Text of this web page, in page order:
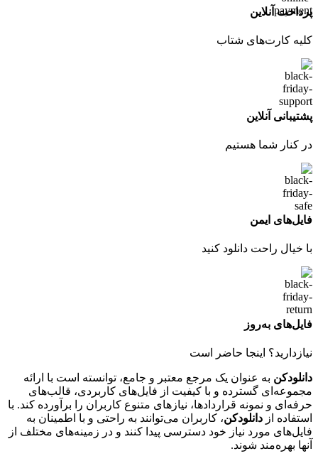
پرداخت آنلاین
کلیه کارت‌های شتاب
پشتیبانی آنلاین
در کنار شما هستیم
فایل‌های ایمن
با خیال راحت دانلود کنید
فایل‌های به‌روز
نیازدارید؟ اینجا حاضر است
دانلودکن به عنوان یک مرجع معتبر و جامع، توانسته است با ارائه
مجموعه‌ای گسترده و با کیفیت از فایل‌های کاربردی، قالب‌های
حرفه‌ای و نمونه قراردادها، نیازهای متنوع کاربران را برآورده کند. با
استفاده از دانلودکن، کاربران می‌توانند به راحتی و با اطمینان به
فایل‌های مورد نیاز خود دسترسی پیدا کنند و در زمینه‌های مختلف از
آنها بهره‌مند شوند.